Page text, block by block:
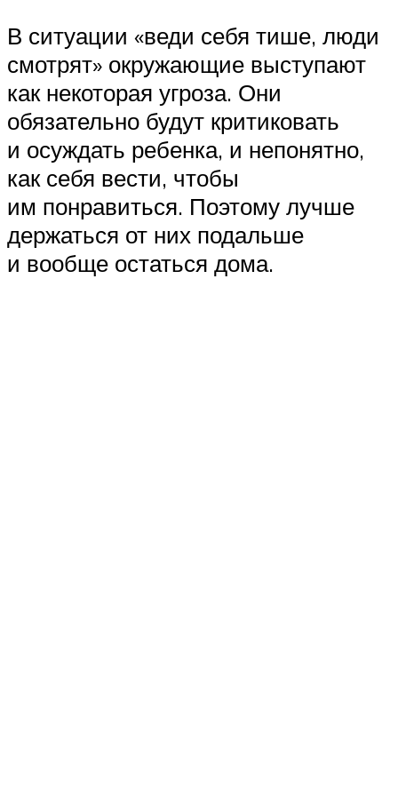
В ситуации «веди себя тише, люди
смотрят» окружающие выступают
как некоторая угроза. Они
обязательно будут критиковать
и осуждать ребенка, и непонятно,
как себя вести, чтобы
им понравиться. Поэтому лучше
держаться от них подальше
и вообще остаться дома.